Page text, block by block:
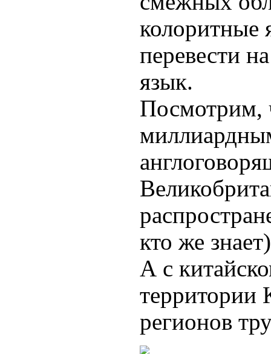
колоритные
перевести
язык.
Посмотрим,
кто же знает)
А с
территории
регионов